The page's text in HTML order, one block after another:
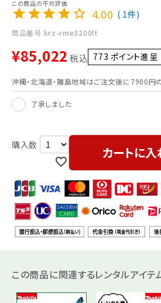
4.00 1
商品番号 krz-rme3200lt
¥85,022 税込 773 ポイント進呈 ]
沖縄・北海道・離島地域はご注文後に7900円
了承しました
カートに入
この商品に関連するレンタルアイテ